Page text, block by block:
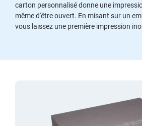
carton personnalisé donne une
même d'être ouvert. En misant sur un
vous laissez une première impression